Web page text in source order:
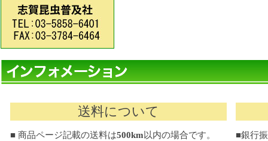
送料について
■ 商品ページ記載の送料は500km以内の場合です。
■銀行